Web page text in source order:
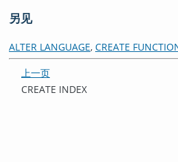
另见
ALTER LANGUAGE, CREATE
上一页
CREATE INDEX